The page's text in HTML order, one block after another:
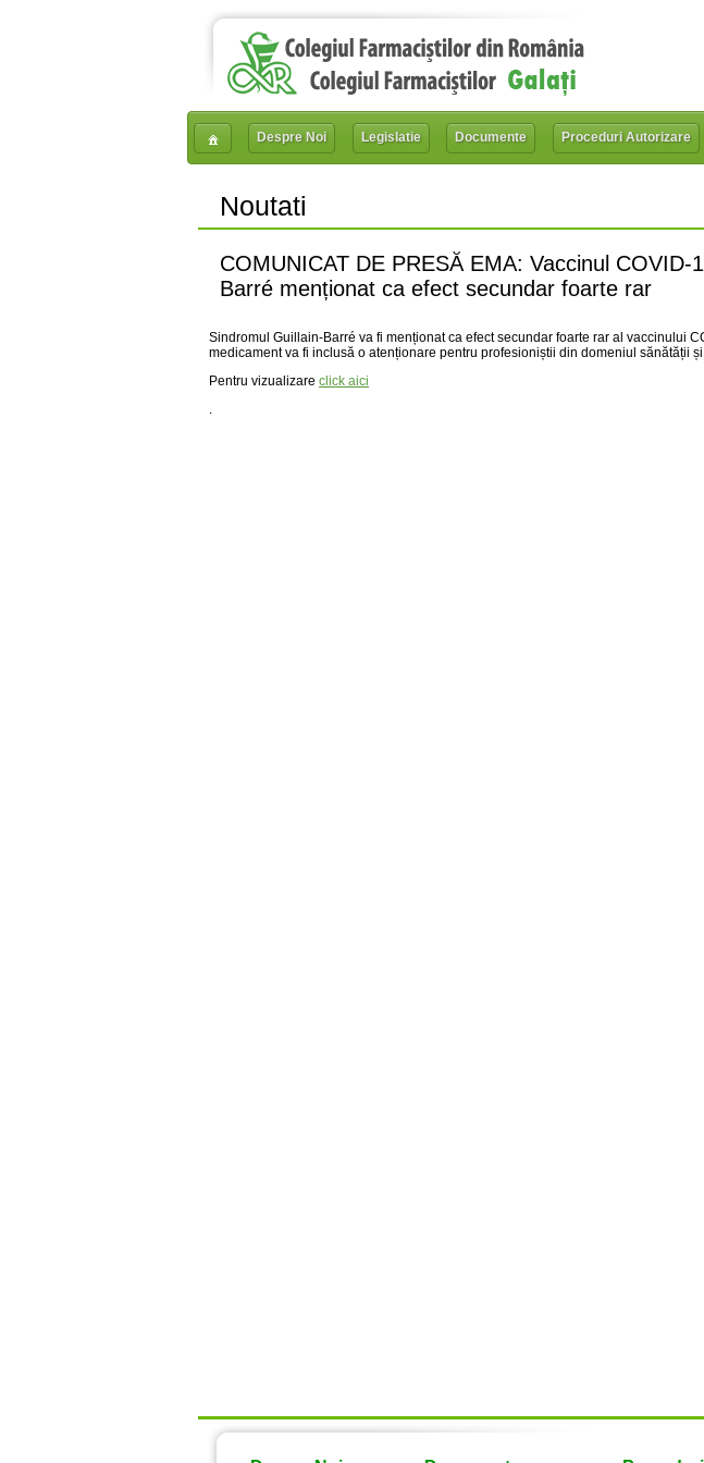
Despre Noi Legislatie Documente Proceduri Autorizare
Noutati
COMUNICAT DE PRESĂ EMA: Vaccinul
Barré menționat ca efect secundar foarte rar
Sindromul Guillain-Barré va fi menționat ca efect secundar foarte rar al vaccinului
medicament va fi inclusă o atenționare pentru profesioniștii din domeniul sănătății
Pentru vizualizare click aici
.